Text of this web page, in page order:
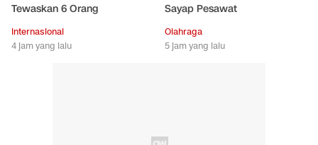
Tewaskan 6 Orang
Internasional
4 jam yang lalu
Sayap Pesawat
Olahraga
5 jam yang lalu